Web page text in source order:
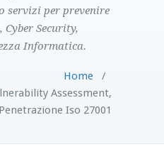
servizi per prevenire
Security,
Informatica.
Home/
Assessment,
Iso 27001